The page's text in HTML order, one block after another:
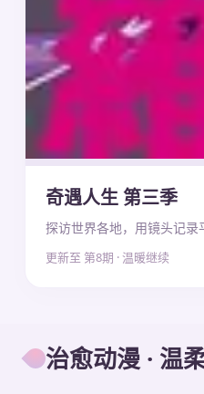
奇遇人生 第三季
探访世界各地，用镜头记录
更新至 第8期 · 温暖继续
治愈动漫 · 温